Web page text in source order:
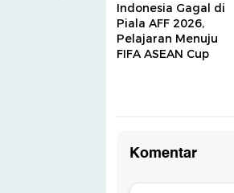
Indonesia Gagal di
Piala AFF 2026,
Pelajaran Menuju
FIFA ASEAN Cup